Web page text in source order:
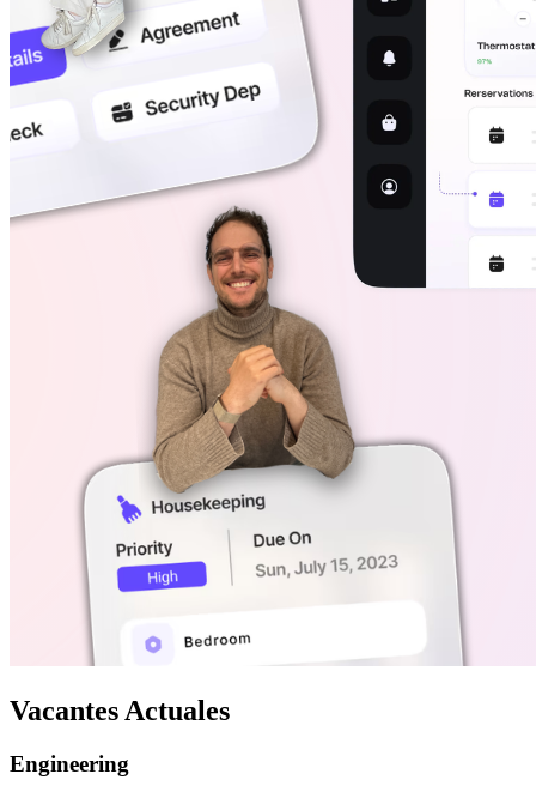
Vacantes Actuales
Engineering